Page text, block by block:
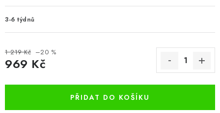
3-6 týdnů
1 219 Kč –20 %
969 Kč
PŘIDAT DO KOŠÍKU